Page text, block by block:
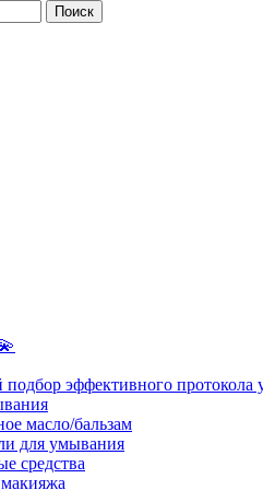
эффективного протокола
масло/бальзам
для умывания
средства